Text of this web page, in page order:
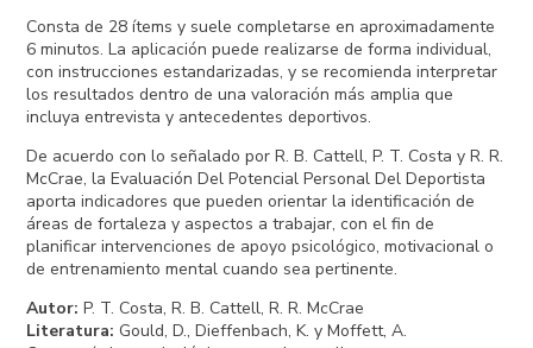
Consta de 28 ítems y suele completarse en aproximadamente
6 minutos. La aplicación puede realizarse de forma individual,
con instrucciones estandarizadas, y se recomienda interpretar
los resultados dentro de una valoración más amplia que
incluya entrevista y antecedentes deportivos.
De acuerdo con lo señalado por R. B. Cattell, P. T. Costa y R. R.
McCrae, la Evaluación Del Potencial Personal Del Deportista
aporta indicadores que pueden orientar la identificación de
áreas de fortaleza y aspectos a trabajar, con el fin de
planificar intervenciones de apoyo psicológico, motivacional o
de entrenamiento mental cuando sea pertinente.
Autor: P. T. Costa, R. B. Cattell, R. R. McCrae
Literatura: Gould, D., Dieffenbach, K. y Moffett, A.